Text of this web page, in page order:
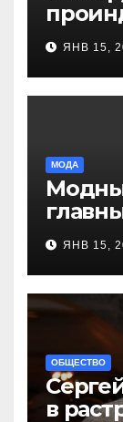
более
ЯНВ 15,
МОДА
ЯНВ 15,
ОБЩЕСТВО
в